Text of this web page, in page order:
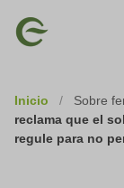
Imagen
Inicio / Sobre
reclama que el
regule para no